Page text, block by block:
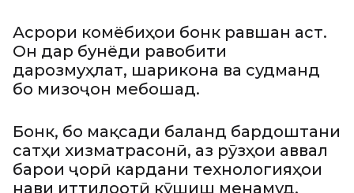
Асрори комёбиҳои бонк равшан аст.
Он дар бунёди равобити
дарозмуҳлат, шарикона ва судманд
бо мизоҷон мебошад.
Бонк, бо мақсади баланд бардоштани
сатҳи хизматрасонӣ, аз рӯзҳои аввал
барои ҷорӣ кардани технологияҳои
нави иттилоотӣ кӯшиш менамуд.